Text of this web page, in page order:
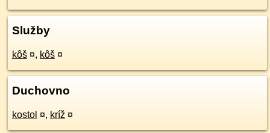
Služby
kôš ¤, kôš ¤
Duchovno
kostol ¤, kríž ¤